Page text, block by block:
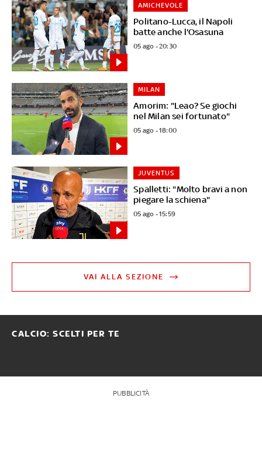
Politano-Lucca, il Napoli
batte anche l'Osasuna
AMICHEVOLE
05 ago - 20:30
Amorim: "Leao? Se giochi
nel Milan sei fortunato"
MILAN
05 ago - 18:00
Spalletti: "Molto bravi a non
piegare la schiena"
JUVENTUS
05 ago - 15:59
VAI ALLA SEZIONE
CALCIO: SCELTI PER TE
PUBBLICITÀ